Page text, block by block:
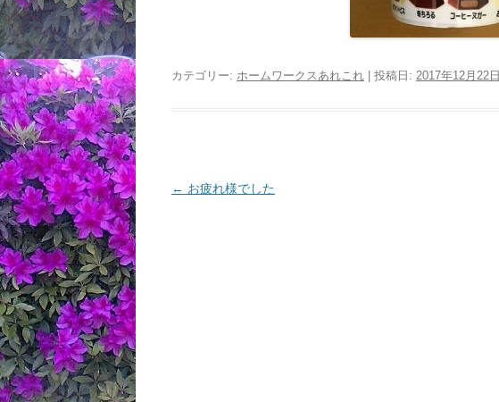
カテゴリー: ホームワークスあれこれ | 投稿日: 2017年12月22日
投
← お疲れ様でした